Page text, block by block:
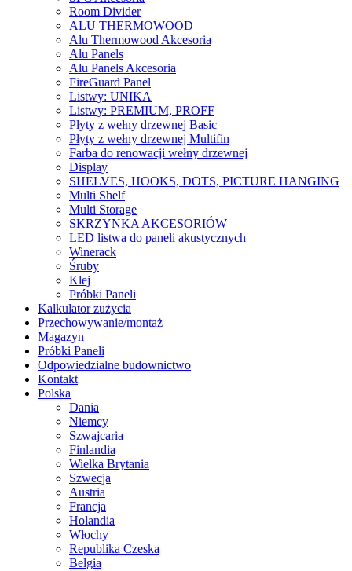
Room Divider
ALU THERMOWOOD
Alu Thermowood Akcesoria
Alu Panels
Alu Panels Akcesoria
FireGuard Panel
Listwy: UNIKA
Listwy: PREMIUM, PROFF
Płyty z wełny drzewnej Basic
Płyty z wełny drzewnej Multifin
Farba do renowacji wełny drzewnej
Display
SHELVES, HOOKS, DOTS, PICTURE HANGING
Multi Shelf
Multi Storage
SKRZYNKA AKCESORIÓW
LED listwa do paneli akustycznych
Winerack
Śruby
Klej
Próbki Paneli
Kalkulator zużycia
Przechowywanie/montaż
Magazyn
Próbki Paneli
Odpowiedzialne budownictwo
Kontakt
Polska
Dania
Niemcy
Szwajcaria
Finlandia
Wielka Brytania
Szwecja
Austria
Francja
Holandia
Włochy
Republika Czeska
Belgia